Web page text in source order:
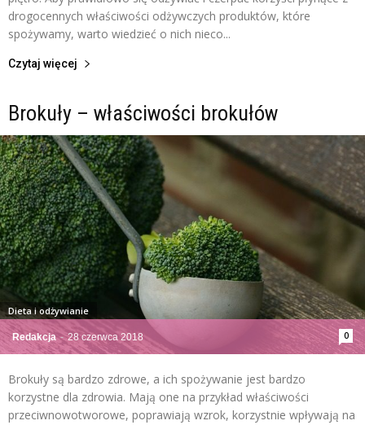
drogocennych właściwości odżywczych produktów, które
spożywamy, warto wiedzieć o nich nieco...
Czytaj więcej
Brokuły – właściwości brokułów
Redakcja - 28 czerwca 2018 0
Dieta i odżywianie
Brokuły są bardzo zdrowe, a ich spożywanie jest bardzo
korzystne dla zdrowia. Mają one na przykład właściwości
przeciwnowotworowe, poprawiają wzrok, korzystnie wpływają na